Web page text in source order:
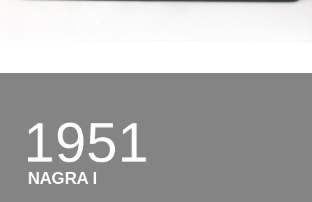
1951
NAGRA I